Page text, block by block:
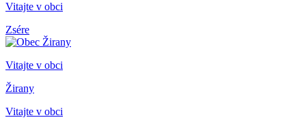
Vitajte v obci
Zsére
Vitajte v obci
Žirany
Vitajte v obci